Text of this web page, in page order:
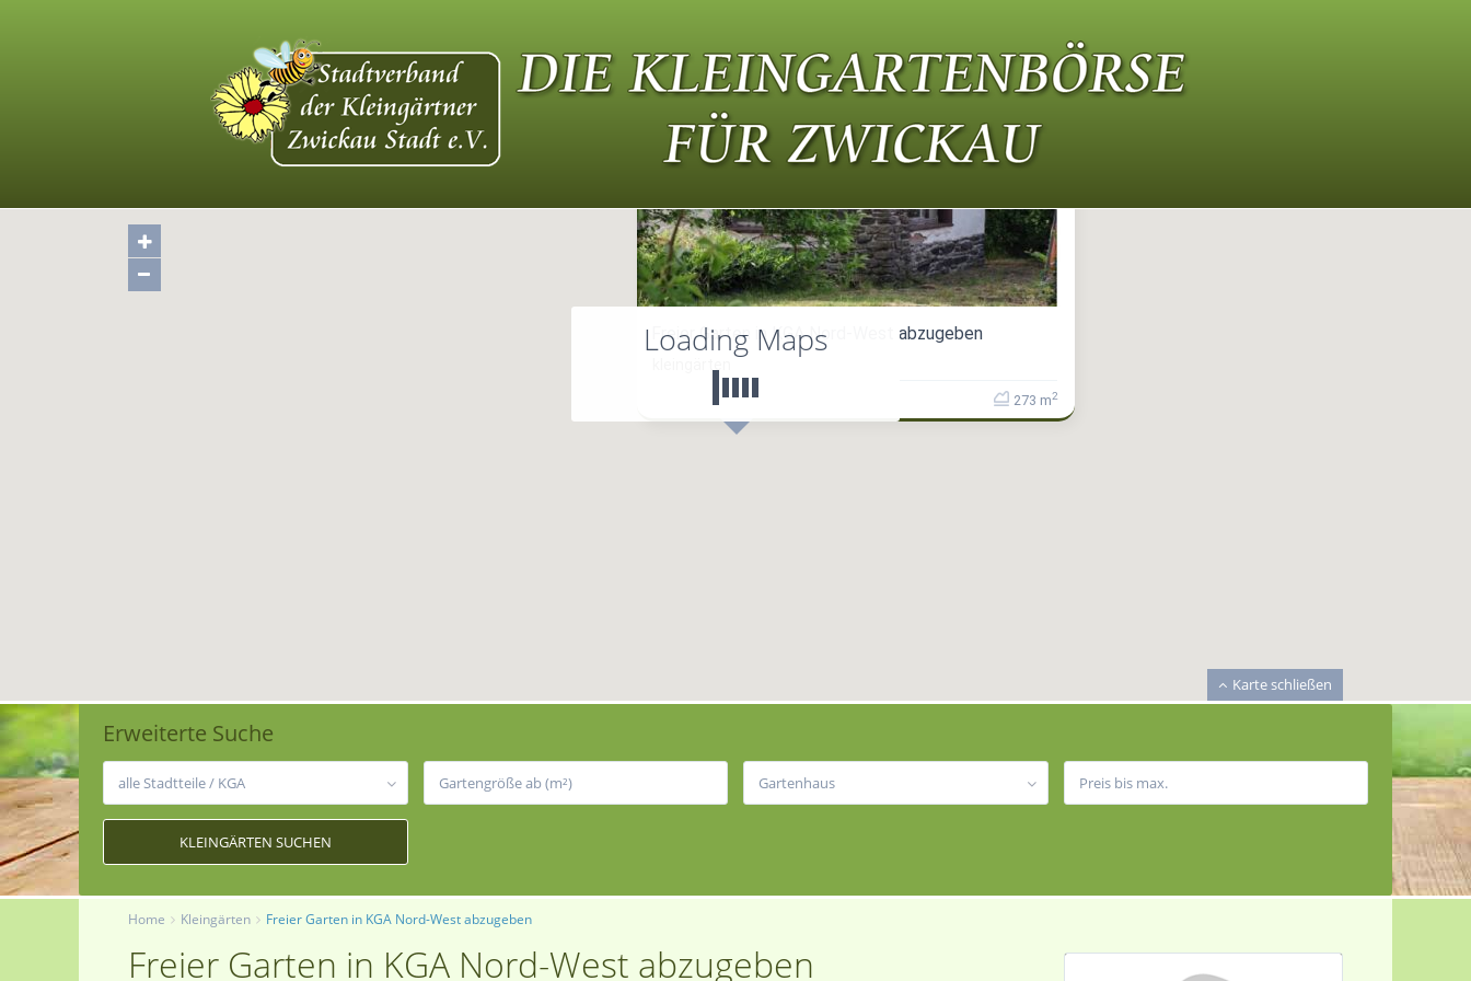
Freier Garten in KGA Nord-West abzugeben
273 m2
Loading Maps
Karte schließen
Erweiterte Suche
alle Stadtteile / KGA Gartenhaus
Home Kleingärten Freier Garten in KGA Nord-West abzugeben
Freier Garten in KGA Nord-West abzugeben